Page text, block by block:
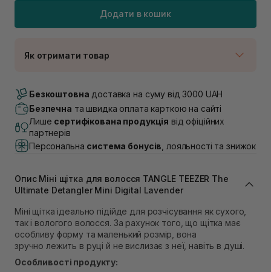
Додати в кошик
Як отримати товар
В наявності
Самовивіз м. Луцьк, вул. Винниченка 4
В наявності
Самовивіз м. Львів, вул. Академіка Підстригача, 1В
(Duck’s Lake)
В наявності
В наявності
Самовивіз м. Львів, вул. Степана Бандери 45
Самовивіз м. Рівне, вул. 16-го Липня, 15
В наявності
Самовивіз м. Рівне, вул. Кулика і Гудачека 23 (ТЦ
Екватор)
В наявності
Безкоштовна доставка на суму від 3000 UAH
Безпечна та швидка оплата карткою на сайті
Лише сертифікована продукція від офіційних
партнерів
Персональна система бонусів , лояльності та знижок
Опис Міні щітка для волосся TANGLE TEEZER The
Ultimate Detangler Mini Digital Lavender
Міні щітка ідеально підійде для розчісування як сухого,
так і вологого волосся. За рахунок того, що щітка має
особливу форму та маленький розмір, вона
зручно лежить в руці й не вислизає з неї, навіть в душі.
Особливості продукту: